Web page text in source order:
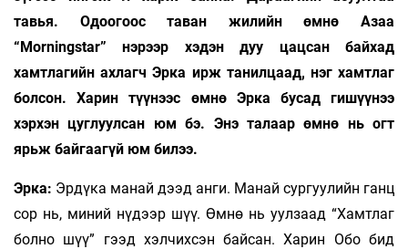
тавья. Одоогоос таван жилийн өмнө Азаа
“Morningstar” нэрээр хэдэн дуу цацсан байхад
хамтлагийн ахлагч Эрка ирж танилцаад, нэг хамтлаг
болсон. Харин түүнээс өмнө Эрка бусад гишүүнээ
хэрхэн цуглуулсан юм бэ. Энэ талаар өмнө нь огт
ярьж байгаагүй юм билээ.
Эрка: Эрдүка манай дээд анги. Манай сургуулийн ганц
сор нь, миний нүдээр шүү. Өмнө нь уулзаад “Хамтлаг
болно шүү” гээд хэлчихсэн байсан. Харин Обо бид